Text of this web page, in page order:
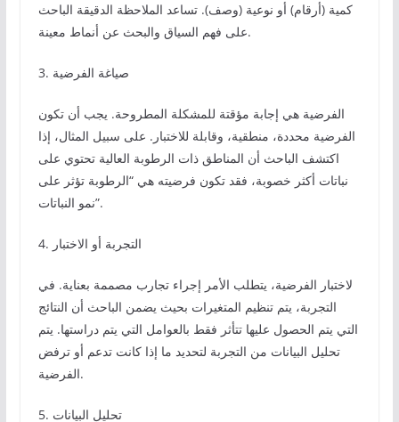
كمية (أرقام) أو نوعية (وصف). تساعد الملاحظة الدقيقة الباحث
على فهم السياق والبحث عن أنماط معينة.
3. صياغة الفرضية
الفرضية هي إجابة مؤقتة للمشكلة المطروحة. يجب أن تكون
الفرضية محددة، منطقية، وقابلة للاختبار. على سبيل المثال، إذا
اكتشف الباحث أن المناطق ذات الرطوبة العالية تحتوي على
نباتات أكثر خصوبة، فقد تكون فرضيته هي “الرطوبة تؤثر على
نمو النباتات”.
4. التجربة أو الاختبار
لاختبار الفرضية، يتطلب الأمر إجراء تجارب مصممة بعناية. في
التجربة، يتم تنظيم المتغيرات بحيث يضمن الباحث أن النتائج
التي يتم الحصول عليها تتأثر فقط بالعوامل التي يتم دراستها. يتم
تحليل البيانات من التجربة لتحديد ما إذا كانت تدعم أو ترفض
الفرضية.
5. تحليل البيانات